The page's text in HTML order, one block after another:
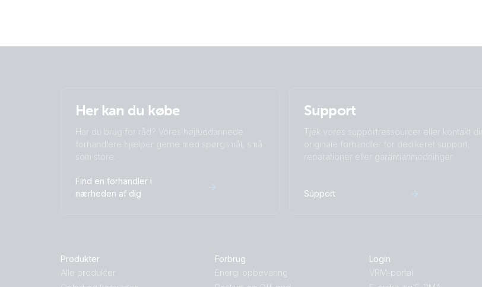
Her kan du købe
Har du brug for råd? Vores højtuddannede
forhandlere hjælper gerne med spørgsmål, små
som store.
Find en forhandler i
nærheden af dig
Support
Tjek vores supportressourcer eller kontakt din
originale forhandler for dedikeret support,
reparationer eller garantianmodninger.
Support
Produkter
Alle produkter
Forbrug
Energi opbevaring
Login
VRM-portal